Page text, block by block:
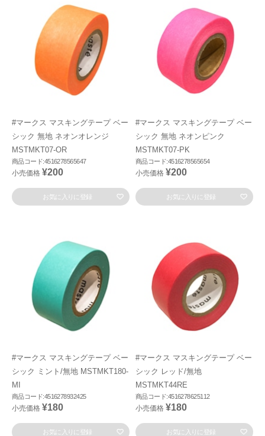
#マークス マスキングテープ ベー
シック 無地 ネオンオレンジ
MSTMKT07-OR
商品コード:4516278565647
小売価格 ¥200
お気に入りに登録
#マークス マスキングテープ ベー
シック 無地 ネオンピンク
MSTMKT07-PK
商品コード:4516278565654
小売価格 ¥200
お気に入りに登録
#マークス マスキングテープ ベー
シック ミント/無地 MSTMKT180-
MI
商品コード:4516278932425
小売価格 ¥180
お気に入りに登録
#マークス マスキングテープ ベー
シック レッド/無地
MSTMKT44RE
商品コード:4516278625112
小売価格 ¥180
お気に入りに登録